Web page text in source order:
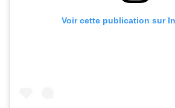
Voir cette publication sur